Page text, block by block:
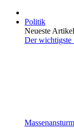
Politik
Neueste Artikel
Der wichtigste